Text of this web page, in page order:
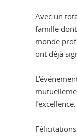
Avec un
famille
monde
ont déjà
l’excellence.